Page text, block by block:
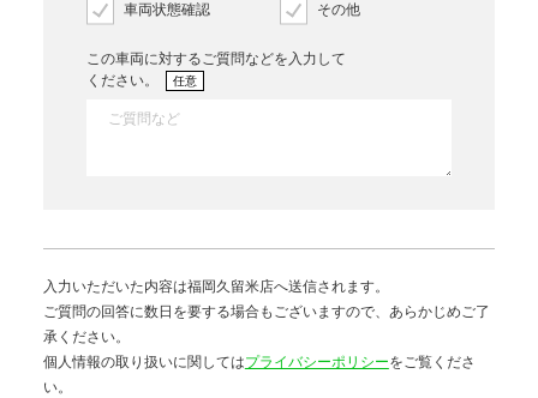
車両状態確認 その他
この車両に対するご質問などを入力して
ください。
任意
入力いただいた内容は福岡久留米店へ送信されます。
ご質問の回答に数日を要する場合もございますので、あらかじめご了
承ください。
個人情報の取り扱いに関してはプライバシーポリシーをご覧くださ
い。